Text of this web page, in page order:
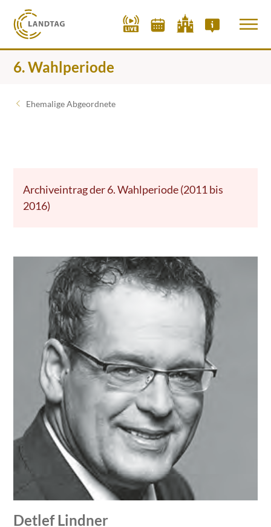
6. Wahlperiode
Ehemalige Abgeordnete
Archiveintrag der 6. Wahlperiode (2011 bis
2016)
Detlef Lindner